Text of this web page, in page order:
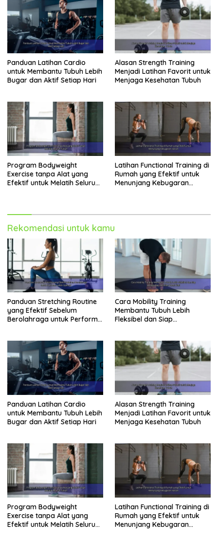
Panduan Latihan Cardio
untuk Membantu Tubuh Lebih
Bugar dan Aktif Setiap Hari
Alasan Strength Training
Menjadi Latihan Favorit untuk
Menjaga Kesehatan Tubuh
Program Bodyweight
Exercise tanpa Alat yang
Efektif untuk Melatih Seluruh
Latihan Functional Training di
Rumah yang Efektif untuk
Menunjang Kebugaran
Rekomendasi untuk kamu
Panduan Stretching Routine
yang Efektif Sebelum
Berolahraga untuk Performa
Cara Mobility Training
Membantu Tubuh Lebih
Fleksibel dan Siap
Panduan Latihan Cardio
untuk Membantu Tubuh Lebih
Bugar dan Aktif Setiap Hari
Alasan Strength Training
Menjadi Latihan Favorit untuk
Menjaga Kesehatan Tubuh
Program Bodyweight
Exercise tanpa Alat yang
Efektif untuk Melatih Seluruh
Latihan Functional Training di
Rumah yang Efektif untuk
Menunjang Kebugaran